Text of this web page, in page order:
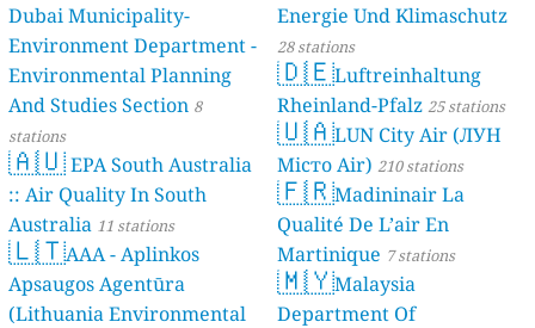
Dubai Municipality-
Environment Department -
Environmental Planning
And Studies Section 8
stations
🇦🇺EPA South Australia
:: Air Quality In South
Australia 11 stations
🇱🇹AAA - Aplinkos
Apsaugos Agentūra
(Lithuania Environmental
Energie Und Klimaschutz
28 stations
🇩🇪Luftreinhaltung
Rheinland-Pfalz 25 stations
🇺🇦LUN City Air (ЛУН
Місто Air) 210 stations
🇫🇷Madininair La
Qualité De L’air En
Martinique 7 stations
🇲🇾Malaysia
Department Of